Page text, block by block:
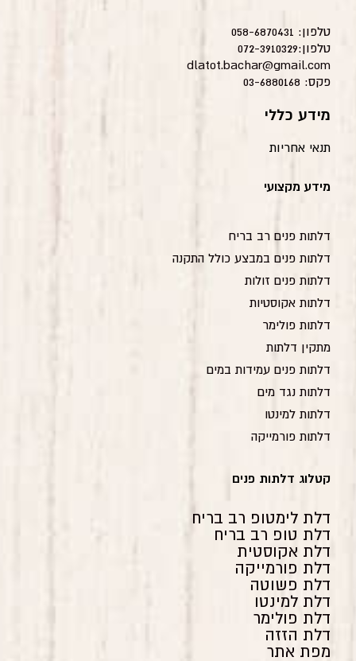
טלפון: 058-6870431
טלפון:072-3910329
dlatot.bachar@gmail.com
פקס: 03-6880168
מידע כללי
תנאי אחריות
מידע מקצועי
דלתות פנים רב בריח
דלתות פנים במבצע כולל התקנה
דלתות פנים זולות
דלתות אקוסטיות
דלתות פולימר
מתקין דלתות
דלתות פנים עמידות במים
דלתות נגד מים
דלתות למינטו
דלתות פורמייקה
קטלוג דלתות פנים
דלת לימטופ רב בריח
דלת טופ רב בריח
דלת אקוסטית
דלת פורמייקה
דלת פשוטה
דלת למינטו
דלת פולימר
דלת הזזה
מפת אתר